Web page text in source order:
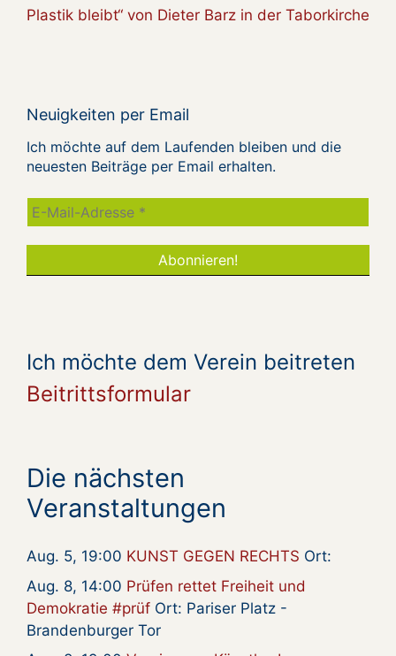
Plastik bleibt“ von Dieter Barz in der Taborkirche
Neuigkeiten per Email
Ich möchte auf dem Laufenden bleiben und die
neuesten Beiträge per Email erhalten.
Ich möchte dem Verein beitreten
Beitrittsformular
Die nächsten
Veranstaltungen
Aug. 5, 19:00 KUNST GEGEN RECHTS Ort:
Aug. 8, 14:00 Prüfen rettet Freiheit und
Demokratie #prüf Ort: Pariser Platz -
Brandenburger Tor